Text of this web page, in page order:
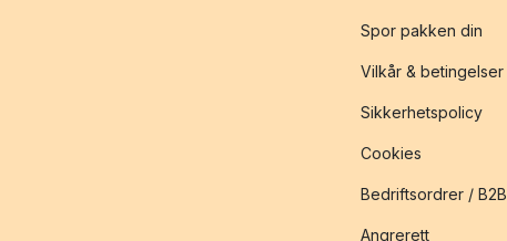
Spor pakken din
Vilkår & betingelser
Sikkerhetspolicy
Cookies
Bedriftsordrer / B2B
Angrerett